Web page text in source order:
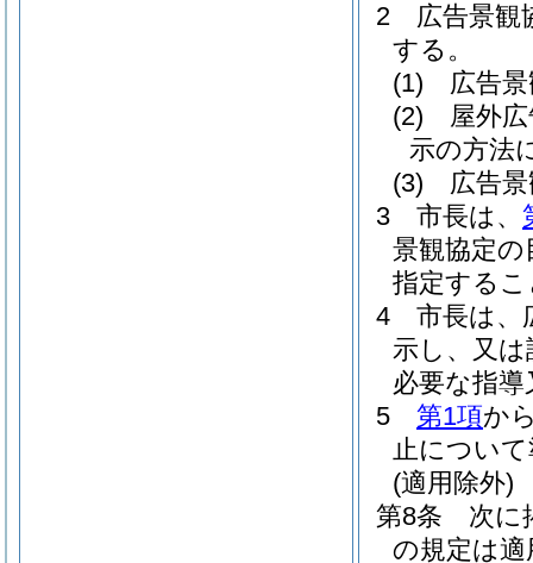
2
広告景
する。
(1)
広告
(2)
屋外
示の方法
(3)
広告
3
市長は、
景観協定
指定する
4
市長は、
示し、又
必要な指
5
第1項か
止につい
(適用除外)
第8条
次に
の規定は